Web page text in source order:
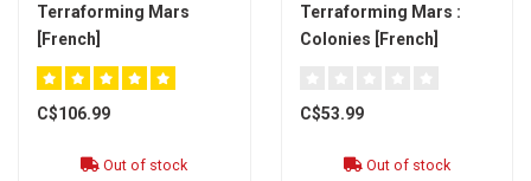
Terraforming Mars
[French]
C$106.99
Out of stock
Terraforming Mars :
Colonies [French]
C$53.99
Out of stock